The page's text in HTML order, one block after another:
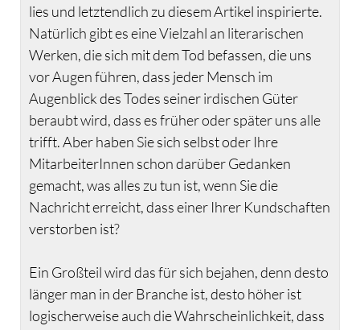
lies und letztendlich zu diesem Artikel inspirierte.
Natürlich gibt es eine Vielzahl an literarischen
Werken, die sich mit dem Tod befassen, die uns
vor Augen führen, dass jeder Mensch im
Augenblick des Todes seiner irdischen Güter
beraubt wird, dass es früher oder später uns alle
trifft. Aber haben Sie sich selbst oder Ihre
MitarbeiterInnen schon darüber Gedanken
gemacht, was alles zu tun ist, wenn Sie die
Nachricht erreicht, dass einer Ihrer Kundschaften
verstorben ist?
Ein Großteil wird das für sich bejahen, denn desto
länger man in der Branche ist, desto höher ist
logischerweise auch die Wahrscheinlichkeit, dass